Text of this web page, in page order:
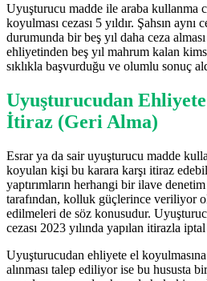
Uyuşturucu madde ile araba kullanma
koyulması cezası 5 yıldır. Şahsın aynı
durumunda bir beş yıl daha ceza
ehliyetinden beş yıl mahrum kalan
sıklıkla başvurduğu ve olumlu sonuç
Uyuşturucudan
İtiraz (Geri Alma)
Esrar ya da sair uyuşturucu madde
koyulan kişi bu karara karşı itiraz
yaptırımların herhangi bir ilave
tarafından, kolluk güçlerince veriliyor
edilmeleri de söz konusudur.
cezası 2023 yılında yapılan itirazla
Uyuşturucudan ehliyete el
alınması talep ediliyor ise bu hususta